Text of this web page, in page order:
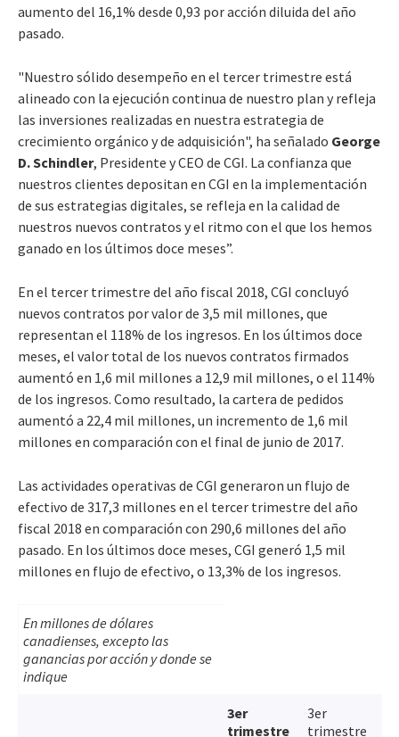
aumento del 16,1% desde 0,93 por acción diluida del año
pasado.
"Nuestro sólido desempeño en el tercer trimestre está
alineado con la ejecución continua de nuestro plan y refleja
las inversiones realizadas en nuestra estrategia de
crecimiento orgánico y de adquisición", ha señalado George
D. Schindler, Presidente y CEO de CGI. La confianza que
nuestros clientes depositan en CGI en la implementación
de sus estrategias digitales, se refleja en la calidad de
nuestros nuevos contratos y el ritmo con el que los hemos
ganado en los últimos doce meses”.
En el tercer trimestre del año fiscal 2018, CGI concluyó
nuevos contratos por valor de 3,5 mil millones, que
representan el 118% de los ingresos. En los últimos doce
meses, el valor total de los nuevos contratos firmados
aumentó en 1,6 mil millones a 12,9 mil millones, o el 114%
de los ingresos. Como resultado, la cartera de pedidos
aumentó a 22,4 mil millones, un incremento de 1,6 mil
millones en comparación con el final de junio de 2017.
Las actividades operativas de CGI generaron un flujo de
efectivo de 317,3 millones en el tercer trimestre del año
fiscal 2018 en comparación con 290,6 millones del año
pasado. En los últimos doce meses, CGI generó 1,5 mil
millones en flujo de efectivo, o 13,3% de los ingresos.
En millones de dólares
canadienses, excepto las
ganancias por acción y donde se
indique
3er
trimestre
3er
trimestre